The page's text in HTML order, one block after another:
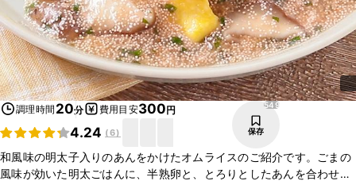
調理時間 20分 費用目安300円
4.24 (6)
549
保存
和風味の明太子入りのあんをかけたオムライスのご紹介です。ごまの
風味が効いた明太ごはんに、半熟卵と、とろりとしたあんを合わせた